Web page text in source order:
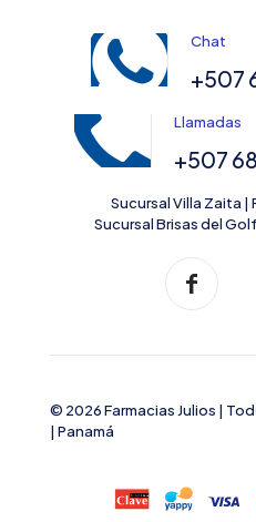
Chat
+507
Llamadas
+507
Sucursal Villa Zaita |
Sucursal Brisas del
© 2026 Farmacias Julios |
| Panamá